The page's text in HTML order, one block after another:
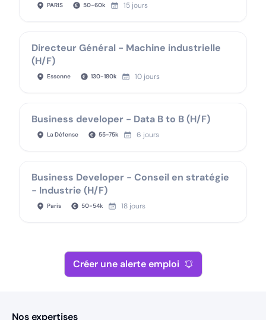
PARIS 50-60k 15 jours
Directeur Général - Machine industrielle
(H/F)
Essonne 130-180k 10 jours
Business developer - Data B to B (H/F)
La Défense 55-75k 6 jours
Business Developer - Conseil en stratégie
- Industrie (H/F)
Paris 50-54k 18 jours
Créer une alerte emploi
Nos expertises